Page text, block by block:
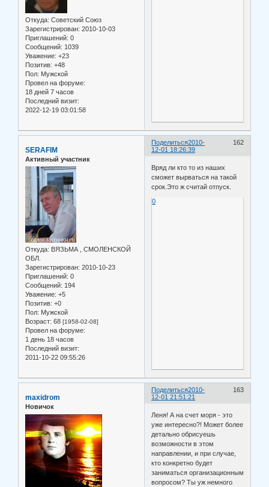
Откуда: Советский Союз
Зарегистрирован: 2010-10-03
Приглашений: 0
Сообщений: 1039
Уважение: +23
Позитив: +48
Пол: Мужской
Провел на форуме:
18 дней 7 часов
Последний визит:
2022-12-19 03:01:58
Поделиться 162
2010-
12-01 18:26:39
SERAFIM
Активный участник
Откуда: ВЯЗЬМА , СМОЛЕНСКОЙ
ОБЛ.
Зарегистрирован: 2010-10-23
Приглашений: 0
Сообщений: 194
Уважение: +5
Позитив: +0
Пол: Мужской
Возраст: 68 [1958-02-08]
Провел на форуме:
1 день 18 часов
Последний визит:
2011-10-22 09:55:26
Вряд ли кто то из наших
сможет вырваться на такой
срок.Это ж считай отпуск.
0
Поделиться 163
2010-
12-01 21:51:21
maxidrom
Новичок
Леня! А на счет моря - это
уже интересно?! Может более
детально обрисуешь
возможности в этом
направлении, и при случае,
кто конкретно будет
заниматься организационным
вопросом? Ты уж немного